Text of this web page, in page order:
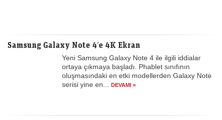
Samsung Galaxy Note 4′e 4K Ekran
Yeni Samsung Galaxy Note 4 ile ilgili iddialar
ortaya çıkmaya başladı. Phablet sınıfının
oluşmasındaki en etki modellerden Galaxy Note
serisi yine en... DEVAMI »